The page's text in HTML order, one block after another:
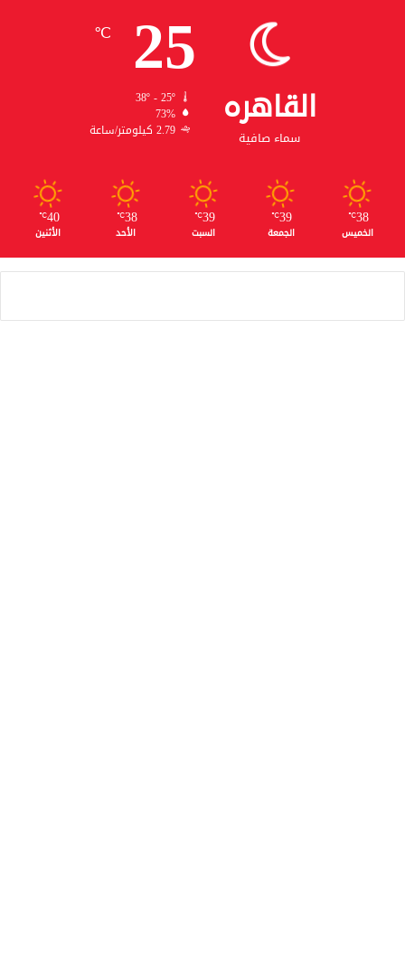
القاهره
سماء صافية
25
℃
38º - 25º
73%
2.79 كيلومتر/ساعة
38
℃
الخميس
39
℃
الجمعة
39
℃
السبت
38
℃
الأحد
40
℃
الأثنين